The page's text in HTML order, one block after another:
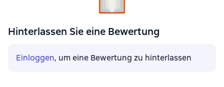
Hinterlassen Sie eine Bewertung
Einloggen, um eine Bewertung zu hinterlassen